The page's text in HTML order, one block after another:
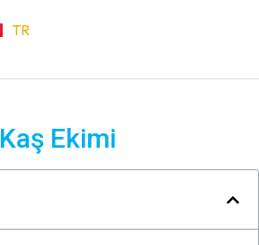
TR
DE
Kaş Ekimi